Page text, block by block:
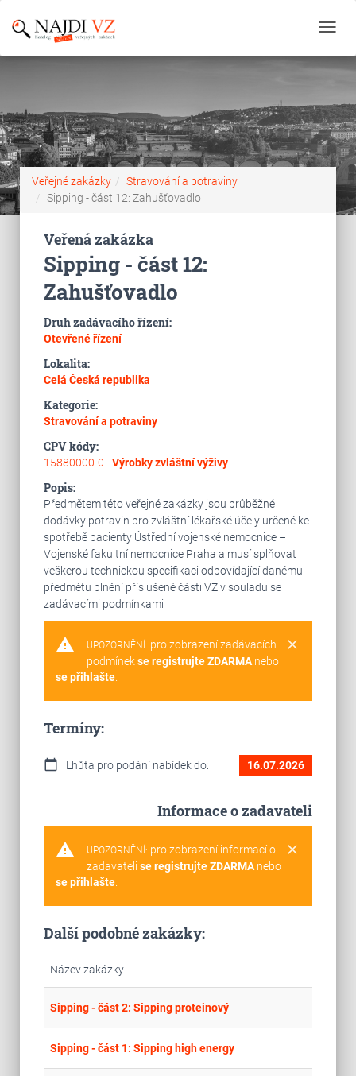
Veřejné zakázky
Stravování a potraviny
Sipping - část 12: Zahušťovadlo
Veřená zakázka
Sipping - část 12:
Zahušťovadlo
Druh zadávacího řízení:
Otevřené řízení
Lokalita:
Celá Česká republika
Kategorie:
Stravování a potraviny
CPV kódy:
15880000-0 -Výrobky zvláštní výživy
Popis:
Předmětem této veřejné zakázky jsou průběžné
dodávky potravin pro zvláštní lékařské účely určené ke
spotřebě pacienty Ústřední vojenské nemocnice –
Vojenské fakultní nemocnice Praha a musí splňovat
veškerou technickou specifikaci odpovídající danému
předmětu plnění příslušené části VZ v souladu se
zadávacími podmínkami
warning clear
UPOZORNĚNÍ: pro zobrazení zadávacích
podmínekse registrujte ZDARMAnebo
se přihlašte.
Termíny:
calendar_today Lhůta pro podání nabídek do: 16.07.2026
Informace o zadavateli
warning clear
UPOZORNĚNÍ: pro zobrazení informací o
zadavateli se registrujte ZDARMAnebo
se přihlašte.
Další podobné zakázky:
Název zakázky
Sipping - část 2: Sipping proteinový
Sipping - část 1: Sipping high energy